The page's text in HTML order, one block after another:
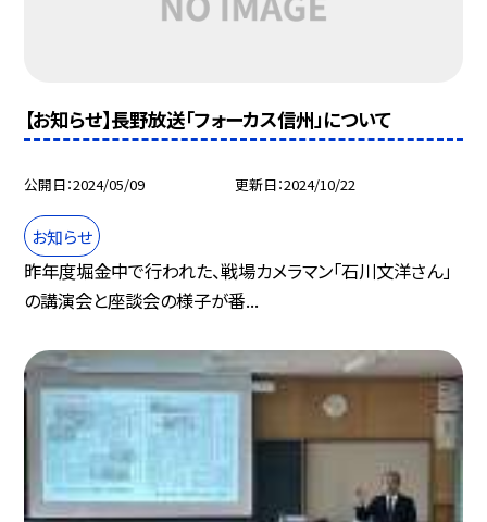
【お知らせ】長野放送「フォーカス信州」について
公開日 2024/05/09 更新日 2024/10/22
お知らせ
昨年度堀金中で行われた、戦場カメラマン「石川文洋さん」
の講演会と座談会の様子が番...